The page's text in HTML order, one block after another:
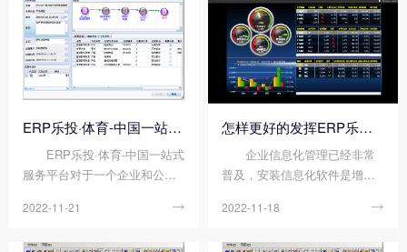
低管理成本，申晖五金携手顺
景软件科技开启企业资源管理
数字化升级之旅。
ERP乐投·体育-中国一站式服务平台对企业的意义
ERP乐投·体育-中国一站式
服务平台对于一个企业和公司
站式服务平台，ERP不仅仅是
2022-11-21 
怎样更好的发挥ERP乐投·体育-中国一站式服务平台优势?
企业信息化管理已经非常
普及，安装信息化软件是增强
段，那么，企业该如何展开信
2022-11-18 